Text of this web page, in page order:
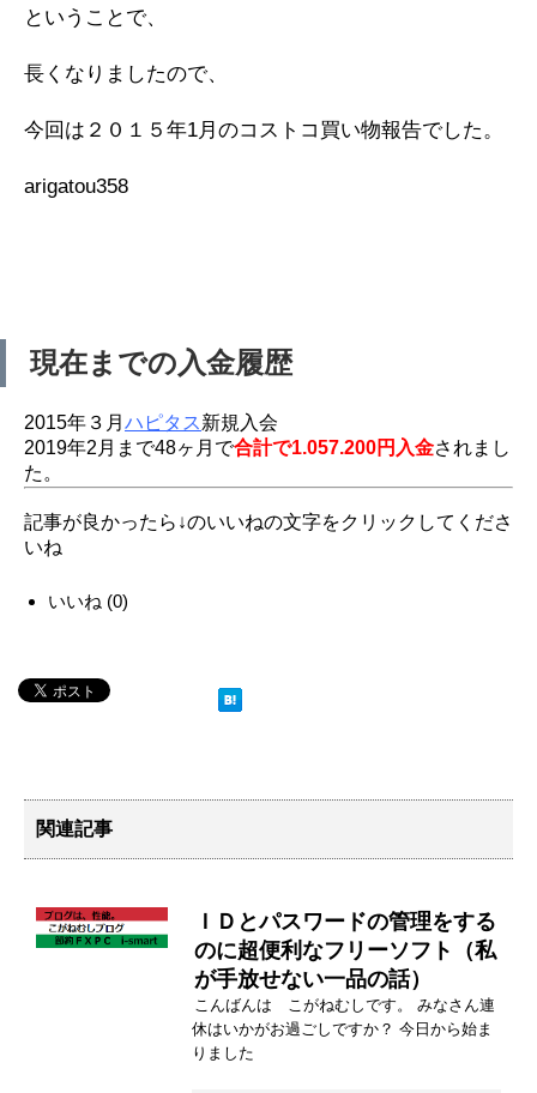
ということで、
長くなりましたので、
今回は２０１５年1月のコストコ買い物報告でした。
arigatou358
現在までの入金履歴
2015年３月 ハピタス新規入会
2019年2月まで48ヶ月で合計で1.057.200円入金されまし
た。
記事が良かったら↓のいいねの文字をクリックしてくださ
いね
いいね (0)
関連記事
ＩＤとパスワードの管理をする
のに超便利なフリーソフト（私
が手放せない一品の話）
こんばんは こがねむしです。 みなさん連
休はいかがお過ごしですか？ 今日から始ま
りました